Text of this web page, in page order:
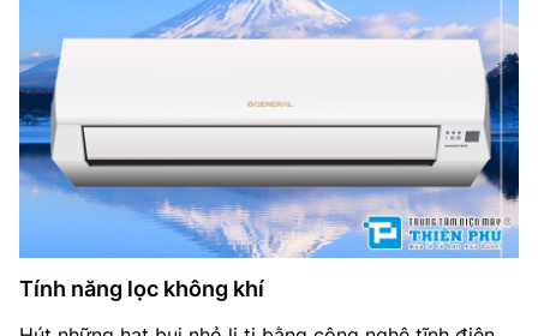
Loại Gas: R-410A
Nơi lắp ráp: Thái Lan
Dòng sản phẩm: 2019
Tính năng lọc không khí